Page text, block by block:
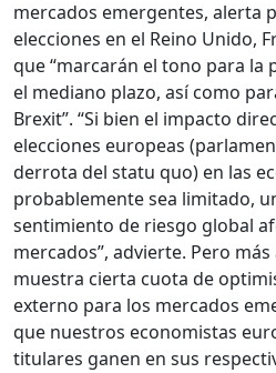
mercados emergentes, alerta
elecciones en el Reino Unido,
que “marcarán el tono para la
el mediano plazo, así como
Brexit”. “Si bien el impacto
elecciones europeas
derrota del statu quo) en las
probablemente sea limitado,
sentimiento de riesgo global
mercados”, advierte. Pero
muestra cierta cuota de
externo para los mercados
que nuestros economistas
titulares ganen en sus